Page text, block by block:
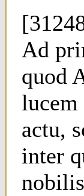
Ad
quod
actu,
inter